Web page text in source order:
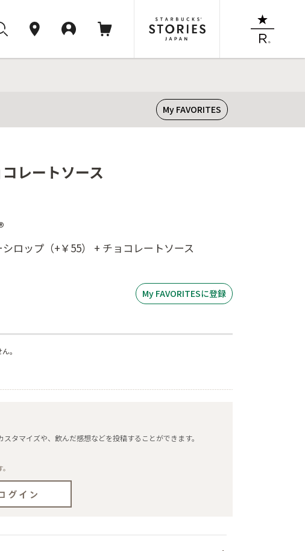
My FAVORITES
レートソース
ロップ（+￥55） + チョコレートソース
My FAVORITESに登録
。
タマイズや、飲んだ感想などを投稿することができます。